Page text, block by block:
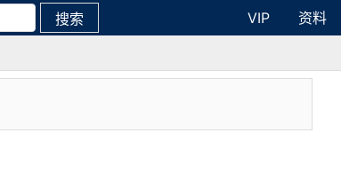
搜索 VIP
资料